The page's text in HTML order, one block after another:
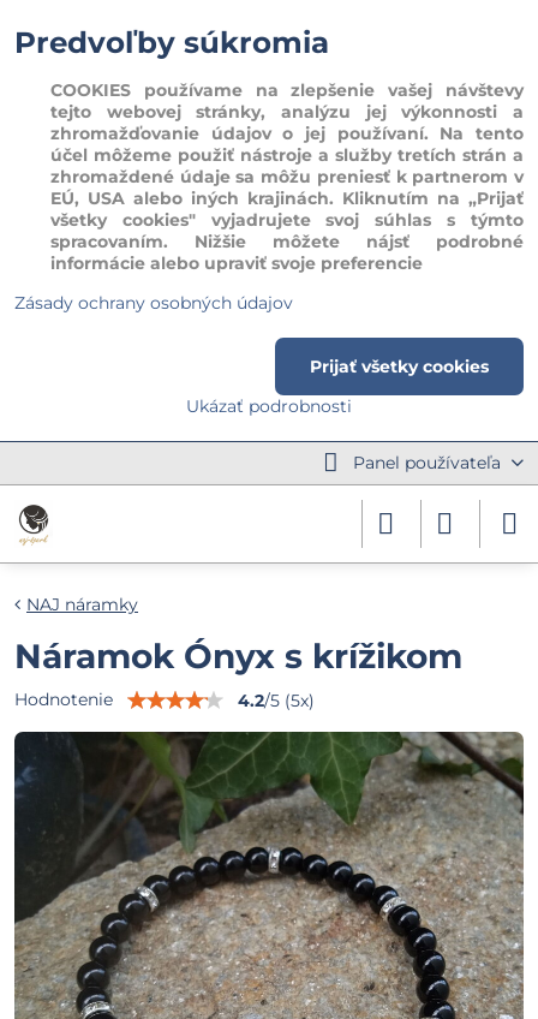
Panel používateľa
NAJ náramky
Náramok Ónyx s krížikom
Hodnotenie 4.2/5 (5x)
Predvoľby súkromia
COOKIES používame na zlepšenie vašej návštevy
tejto webovej stránky, analýzu jej výkonnosti a
zhromažďovanie údajov o jej používaní. Na tento
účel môžeme použiť nástroje a služby tretích strán a
zhromaždené údaje sa môžu preniesť k partnerom v
EÚ, USA alebo iných krajinách. Kliknutím na „Prijať
všetky cookies" vyjadrujete svoj súhlas s týmto
spracovaním. Nižšie môžete nájsť podrobné
informácie alebo upraviť svoje preferencie
Zásady ochrany osobných údajov
Ukázať podrobnosti
Prijať všetky cookies